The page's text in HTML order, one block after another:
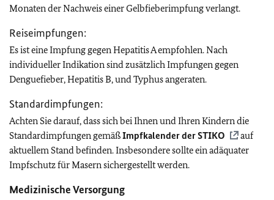
Monaten der Nachweis einer Gelbfieberimpfung verlangt.
Reiseimpfungen:
Es ist eine Impfung gegen Hepatitis A empfohlen. Nach
individueller Indikation sind zusätzlich Impfungen gegen
Denguefieber, Hepatitis B, und Typhus angeraten.
Standardimpfungen:
Achten Sie darauf, dass sich bei Ihnen und Ihren Kindern die
Standardimpfungen gemäßImpfkalender derSTIKO
auf
aktuellem Stand befinden. Insbesondere sollte ein adäquater
Impfschutz für Masern sichergestellt werden.
Medizinische Versorgung